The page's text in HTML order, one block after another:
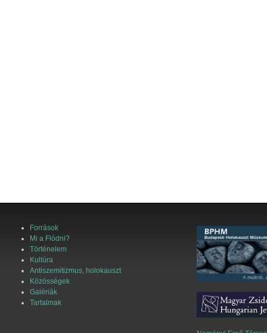
Források
Mi a Flódni?
Történelem
Kultúra
Antiszemitizmus, holokauszt
Közösségek
Galériák
Tartalmak